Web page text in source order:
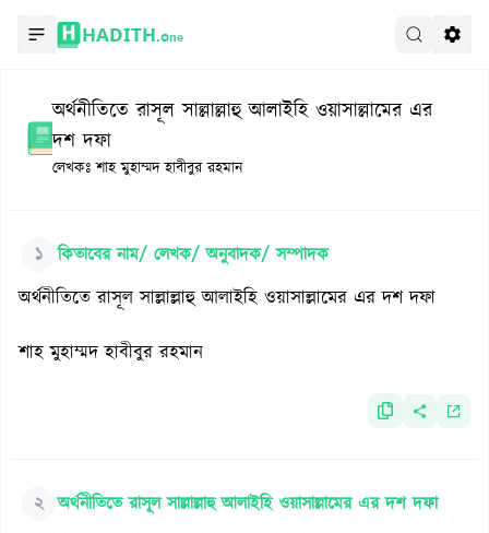
HADITH.One
অর্থনীতিতে রাসূল সাল্লাল্লাহু আলাইহি ওয়াসাল্লামের এর
দশ দফা
লেখকঃ শাহ মুহাম্মদ হাবীবুর রহমান
১ কিতাবের নাম/ লেখক/ অনুবাদক/ সম্পাদক
অর্থনীতিতে রাসূল সাল্লাল্লাহু আলাইহি ওয়াসাল্লামের এর দশ দফা
শাহ মুহাম্মদ হাবীবুর রহমান
২ অর্থনীতিতে রাসূল সাল্লাল্লাহু আলাইহি ওয়াসাল্লামের এর দশ দফা